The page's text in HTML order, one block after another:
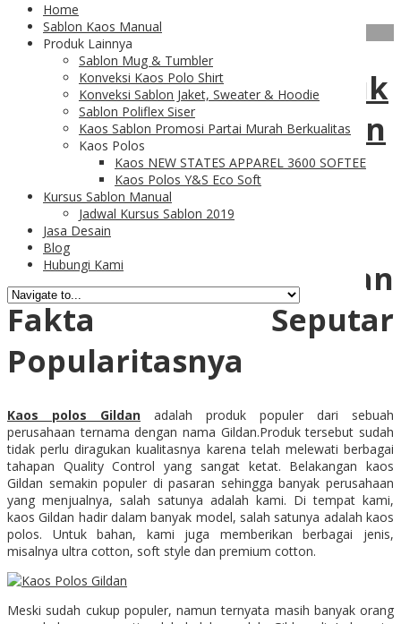
Home
Sablon Kaos Manual
Produk Lainnya
Sablon Mug & Tumbler
Konveksi Kaos Polo Shirt
Konveksi Sablon Jaket, Sweater & Hoodie
Sablon Poliflex Siser
Kaos Sablon Promosi Partai Murah Berkualitas
Kaos Polos
Kaos NEW STATES APPAREL 3600 SOFTEE
Kaos Polos Y&S Eco Soft
Kursus Sablon Manual
Jadwal Kursus Sablon 2019
Jasa Desain
Blog
Hubungi Kami
Feb
Kaos Polos Gildan Untuk
Kebutuhan Printing Dan
Pecinta Kaos Polos
Kaos Polos Gildan Dan
Fakta Seputar
Popularitasnya
Kaos polos Gildan adalah produk populer dari sebuah
perusahaan ternama dengan nama Gildan.Produk tersebut sudah
tidak perlu diragukan kualitasnya karena telah melewati berbagai
tahapan Quality Control yang sangat ketat. Belakangan kaos
Gildan semakin populer di pasaran sehingga banyak perusahaan
yang menjualnya, salah satunya adalah kami. Di tempat kami,
kaos Gildan hadir dalam banyak model, salah satunya adalah kaos
polos. Untuk bahan, kami juga memberikan berbagai jenis,
misalnya ultra cotton, soft style dan premium cotton.
Meski sudah cukup populer, namun ternyata masih banyak orang